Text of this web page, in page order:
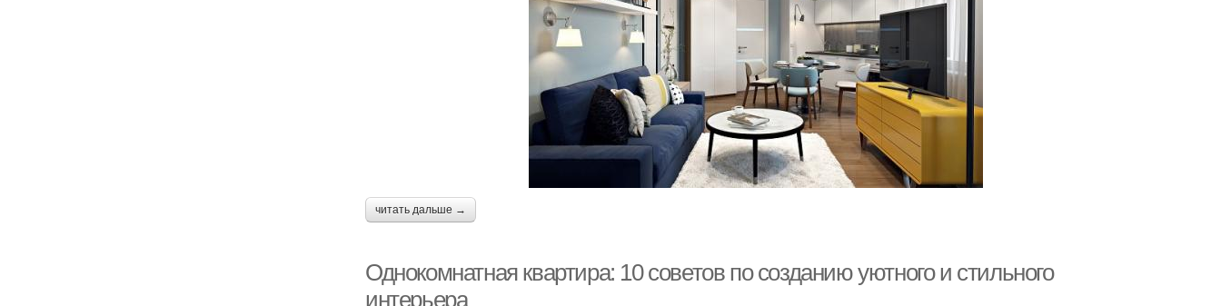
читать дальше →
Однокомнатная квартира: 10 советов по созданию уютного и стильного
интерьера